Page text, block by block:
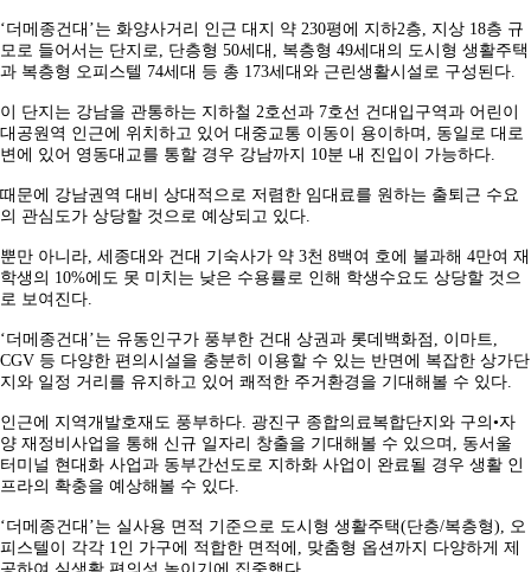
‘더메종건대’는 화양사거리 인근 대지 약 230평에 지하2층, 지상 18층 규
모로 들어서는 단지로, 단층형 50세대, 복층형 49세대의 도시형 생활주택
과 복층형 오피스텔 74세대 등 총 173세대와 근린생활시설로 구성된다.
이 단지는 강남을 관통하는 지하철 2호선과 7호선 건대입구역과 어린이
대공원역 인근에 위치하고 있어 대중교통 이동이 용이하며, 동일로 대로
변에 있어 영동대교를 통할 경우 강남까지 10분 내 진입이 가능하다.
때문에 강남권역 대비 상대적으로 저렴한 임대료를 원하는 출퇴근 수요
의 관심도가 상당할 것으로 예상되고 있다.
뿐만 아니라, 세종대와 건대 기숙사가 약 3천 8백여 호에 불과해 4만여 재
학생의 10%에도 못 미치는 낮은 수용률로 인해 학생수요도 상당할 것으
로 보여진다.
‘더메종건대’는 유동인구가 풍부한 건대 상권과 롯데백화점, 이마트,
CGV 등 다양한 편의시설을 충분히 이용할 수 있는 반면에 복잡한 상가단
지와 일정 거리를 유지하고 있어 쾌적한 주거환경을 기대해볼 수 있다.
인근에 지역개발호재도 풍부하다. 광진구 종합의료복합단지와 구의•자
양 재정비사업을 통해 신규 일자리 창출을 기대해볼 수 있으며, 동서울
터미널 현대화 사업과 동부간선도로 지하화 사업이 완료될 경우 생활 인
프라의 확충을 예상해볼 수 있다.
‘더메종건대’는 실사용 면적 기준으로 도시형 생활주택(단층/복층형), 오
피스텔이 각각 1인 가구에 적합한 면적에, 맞춤형 옵션까지 다양하게 제